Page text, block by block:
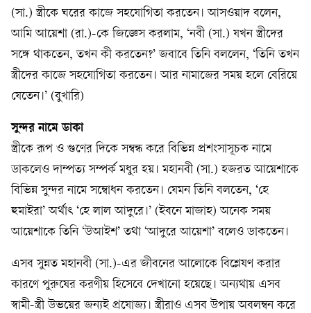
(সা.) স্ত্রীকে ঘরের কাজে সহযোগিতা করতেন। আসওয়াদ বলেন,
আমি আয়েশা (রা.)-কে জিজ্ঞেস করলাম, ‘নবী (সা.) যখন স্ত্রীদের
সঙ্গে থাকতেন, তখন কী করতেন?’ জবাবে তিনি বললেন, ‘তিনি তখন
স্ত্রীদের কাজে সহযোগিতা করতেন। আর নামাজের সময় হলে বেরিয়ে
যেতেন।’ (বুখারি)
সুন্দর নামে ডাকা
স্ত্রীকে রূপ ও গুণের দিকে সম্বন্ধ করে বিভিন্ন প্রশংসাসূচক নামে
ডাকলেও দাম্পত্য সম্পর্ক মধুর হয়। মহানবী (সা.) হজরত আয়েশাকে
বিভিন্ন সুন্দর নামে সম্বোধন করতেন। যেমন তিনি বলতেন, ‘হে
হুমাইরা’ অর্থাৎ ‘হে লাল আদুরে।’ (ইবনে মাজাহ) অনেক সময়
আয়েশাকে তিনি ‘উআইশ’ তথা ‘আদুরে আয়েশা’ বলেও ডাকতেন।
এসব সুন্নত মহানবী (সা.)-এর জীবনের আলোকে বিশ্লেষণ করার
কারণে পুরুষের করণীয় হিসেবে দেখানো হয়েছে। অন্যথায় এসব
স্বামী-স্ত্রী উভয়ের জন্যই প্রযোজ্য। স্ত্রীরাও এসব উপায় অবলম্বন করে